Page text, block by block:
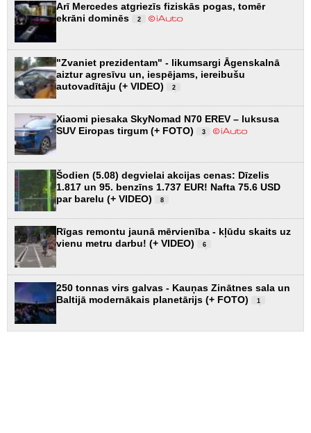
Arī Mercedes atgriezīs fiziskās pogas, tomēr
ekrāni dominēs
2
"Zvaniet prezidentam" - likumsargi Āgenskalnā
aiztur agresīvu un, iespējams, iereibušu
autovadītāju (+ VIDEO)
2
Xiaomi piesaka SkyNomad N70 EREV – luksusa
SUV Eiropas tirgum (+ FOTO)
3
Šodien (5.08) degvielai akcijas cenas: Dīzelis
1.817 un 95. benzīns 1.737 EUR! Nafta 75.6 USD
par barelu (+ VIDEO)
8
Rīgas remontu jaunā mērvienība - kļūdu skaits uz
vienu metru darbu! (+ VIDEO)
6
250 tonnas virs galvas - Kauņas Zinātnes sala un
Baltijā modernākais planetārijs (+ FOTO)
1